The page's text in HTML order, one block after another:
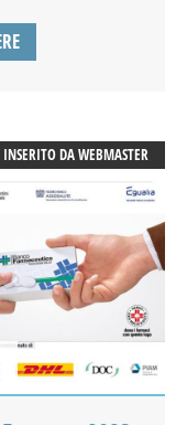
INSERITO DAWEBMASTER